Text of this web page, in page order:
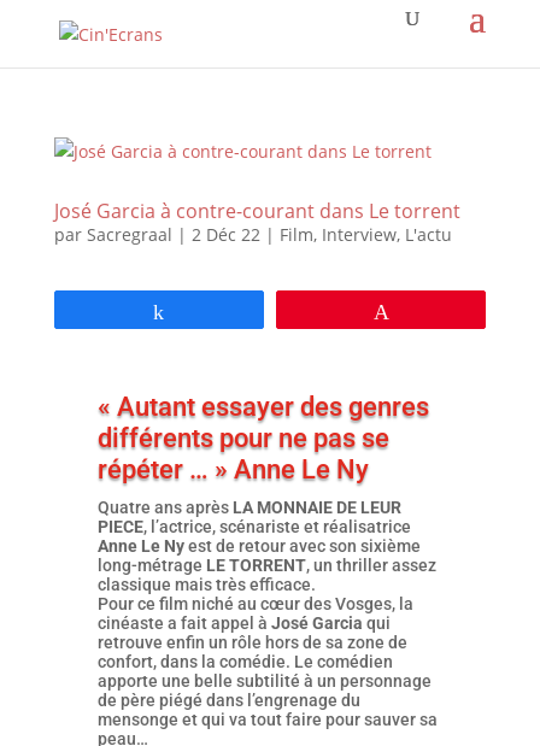
José Garcia à contre-courant dans Le torrent
par Sacregraal | 2 Déc 22| Film, Interview, L'actu
« Autant essayer des genres
différents pour ne pas se
répéter … » Anne Le Ny
Quatre ans après LA MONNAIE DE LEUR
PIECE, l’actrice, scénariste et réalisatrice
Anne Le Nyest de retour avec son sixième
long-métrage LE TORRENT, un thriller assez
classique mais très efficace.
Pour ce film niché au cœur des Vosges, la
cinéaste a fait appel à José Garcia qui
retrouve enfin un rôle hors de sa zone de
confort, dans la comédie. Le comédien
apporte une belle subtilité à un personnage
de père piégé dans l’engrenage du
mensonge et qui va tout faire pour sauver sa
peau…